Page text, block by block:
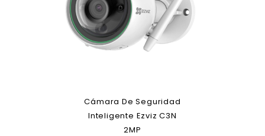
Cámara De Seguridad
Inteligente Ezviz C3N
2MP